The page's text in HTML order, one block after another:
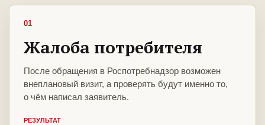
01
Жалоба потребителя
После обращения в Роспотребнадзор возможен
внеплановый визит, а проверять будут именно то,
о чём написал заявитель.
РЕЗУЛЬТАТ